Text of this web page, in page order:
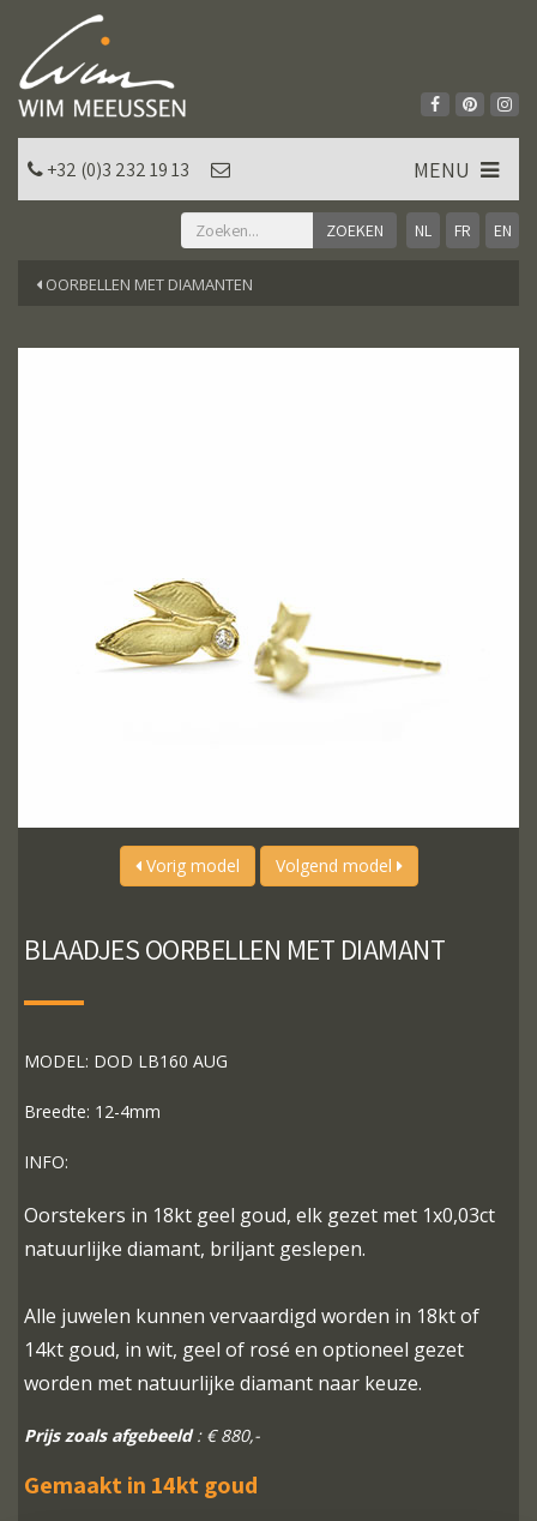
NL FR EN
+32 (0)3 232 19 13 MENU
OORBELLEN MET DIAMANTEN
Vorig model Volgend model
BLAADJES OORBELLEN MET DIAMANT
MODEL: DOD LB160 AUG
Breedte: 12-4mm
INFO:
Oorstekers in 18kt geel goud, elk gezet met 1x0,03ct
natuurlijke diamant, briljant geslepen.
Alle juwelen kunnen vervaardigd worden in 18kt of
14kt goud, in wit, geel of rosé en optioneel gezet
worden met natuurlijke diamant naar keuze.
Prijs zoals afgebeeld: € 880,-
Gemaakt in 14kt goud